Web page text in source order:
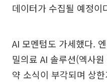
데이터가 수집될 예정이
AI 모멘텀도 가세했다.
밀의료 AI 솔루션(엑사
약 소식이 부각되며 상